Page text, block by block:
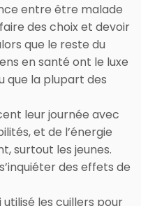
entre être malade
des choix et devoir
que le reste du
en santé ont le luxe
que la plupart des
leur journée avec
et de l’énergie
surtout les jeunes.
des effets de
les cuillers pour